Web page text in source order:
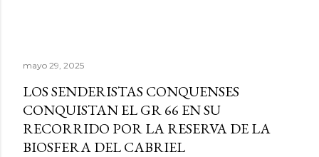
mayo 29, 2025
LOS SENDERISTAS CONQUENSES
CONQUISTAN EL GR 66 EN SU
RECORRIDO POR LA RESERVA DE LA
BIOSFERA DEL CABRIEL